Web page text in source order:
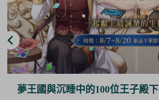
夢王國與沉睡中的100位王子殿下